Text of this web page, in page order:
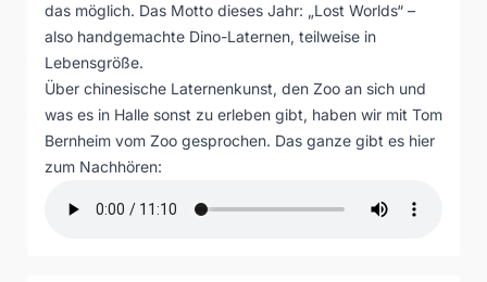
das möglich. Das Motto dieses Jahr: „Lost Worlds“ –
also handgemachte Dino-Laternen, teilweise in
Lebensgröße.
Über chinesische Laternenkunst, den Zoo an sich und
was es in Halle sonst zu erleben gibt, haben wir mit Tom
Bernheim vom Zoo gesprochen. Das ganze gibt es hier
zum Nachhören: